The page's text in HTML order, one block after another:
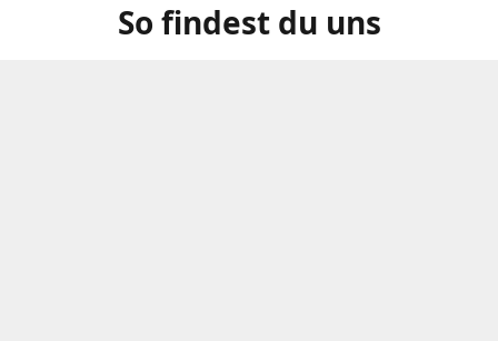
So findest du uns